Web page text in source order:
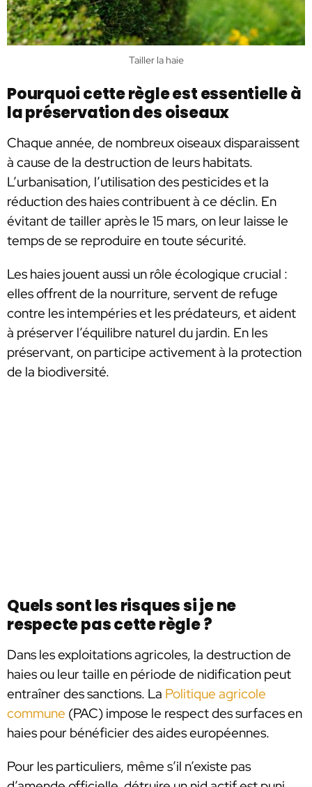
Tailler la haie
Pourquoi cette règle est essentielle à
la préservation des oiseaux
Chaque année, de nombreux oiseaux disparaissent
à cause de la destruction de leurs habitats.
L’urbanisation, l’utilisation des pesticides et la
réduction des haies contribuent à ce déclin. En
évitant de tailler après le 15 mars, on leur laisse le
temps de se reproduire en toute sécurité.
Les haies jouent aussi un rôle écologique crucial :
elles offrent de la nourriture, servent de refuge
contre les intempéries et les prédateurs, et aident
à préserver l’équilibre naturel du jardin. En les
préservant, on participe activement à la protection
de la biodiversité.
Quels sont les risques si je ne
respecte pas cette règle ?
Dans les exploitations agricoles, la destruction de
haies ou leur taille en période de nidification peut
entraîner des sanctions. La Politique agricole
commune (PAC) impose le respect des surfaces en
haies pour bénéficier des aides européennes.
Pour les particuliers, même s’il n’existe pas